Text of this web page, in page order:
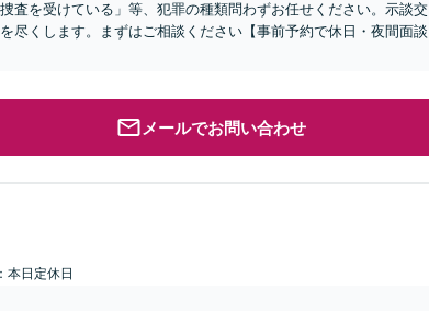
査を受けている」等、犯罪の種類問わずお任せください。示談交
尽くします。まずはご相談ください【事前予約で休日・夜間面談
メールでお問い合わせ
本日定休日